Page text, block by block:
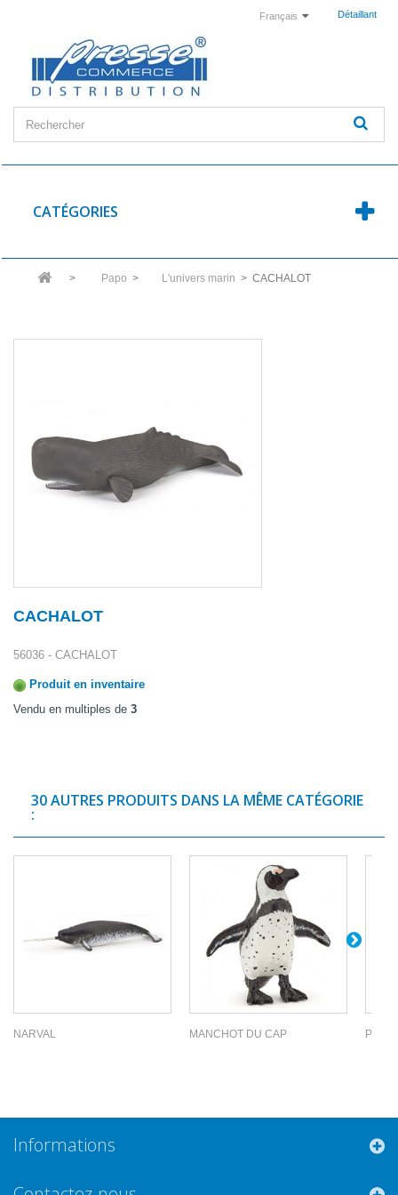
Détaillant
Français
CATÉGORIES
> Papo > L'univers marin > CACHALOT
CACHALOT
56036 - CACHALOT
Produit en inventaire
Vendu en multiples de 3
30 AUTRES PRODUITS DANS LA MÊME CATÉGORIE
:
NARVAL MANCHOT DU CAP
Informations